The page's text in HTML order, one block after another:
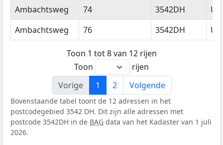
Ambachtsweg
74 3542DH
Ambachtsweg
76 3542DH
Toon 1 tot 8 van 12 rijen
Toon
rijen
Vorige
1 2 Volgende
Bovenstaande tabel toont de 12 adressen in het
postcodegebied 3542 DH. Dit zijn alle adressen met
postcode 3542DH in de BAG data van het Kadaster van 1 juli
2026.